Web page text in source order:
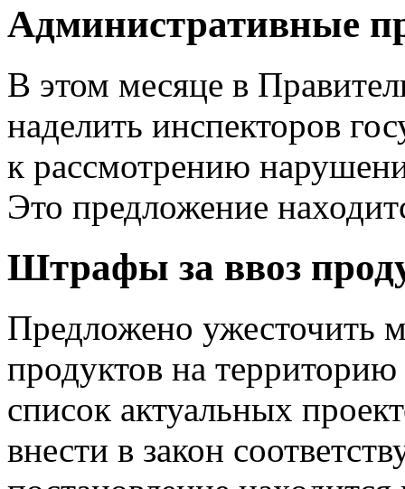
Административные
В этом месяце в
наделить инспекторов
к рассмотрению
Это предложение
Штрафы за ввоз
Предложено ужесточить
продуктов на
список актуальных
внести в закон